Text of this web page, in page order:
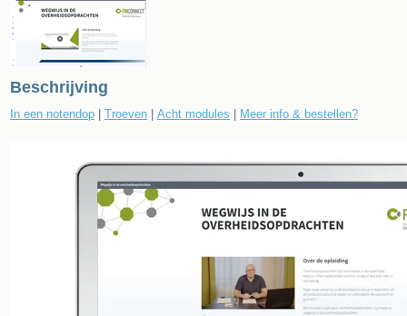
Beschrijving
In een notendop Troeven Acht modules Meer info & bestellen?